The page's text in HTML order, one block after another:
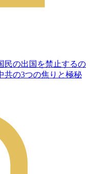
民の出国を禁止するの
の3つの焦りと極秘